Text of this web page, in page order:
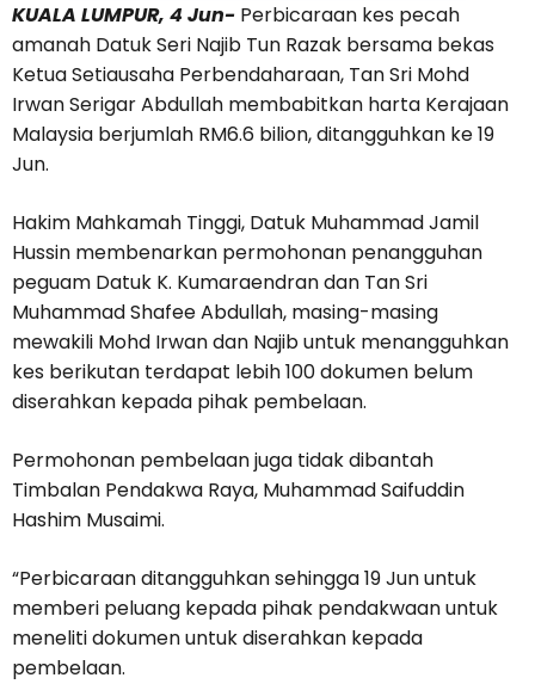
KUALA LUMPUR, 4 Jun- Perbicaraan kes pecah
amanah Datuk Seri Najib Tun Razak bersama bekas
Ketua Setiausaha Perbendaharaan, Tan Sri Mohd
Irwan Serigar Abdullah membabitkan harta Kerajaan
Malaysia berjumlah RM6.6 bilion, ditangguhkan ke 19
Jun.
Hakim Mahkamah Tinggi, Datuk Muhammad Jamil
Hussin membenarkan permohonan penangguhan
peguam Datuk K. Kumaraendran dan Tan Sri
Muhammad Shafee Abdullah, masing-masing
mewakili Mohd Irwan dan Najib untuk menangguhkan
kes berikutan terdapat lebih 100 dokumen belum
diserahkan kepada pihak pembelaan.
Permohonan pembelaan juga tidak dibantah
Timbalan Pendakwa Raya, Muhammad Saifuddin
Hashim Musaimi.
“Perbicaraan ditangguhkan sehingga 19 Jun untuk
memberi peluang kepada pihak pendakwaan untuk
meneliti dokumen untuk diserahkan kepada
pembelaan.